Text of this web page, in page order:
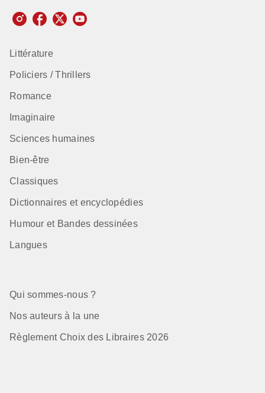
Littérature
Policiers / Thrillers
Romance
Imaginaire
Sciences humaines
Bien-être
Classiques
Dictionnaires et encyclopédies
Humour et Bandes dessinées
Langues
Qui sommes-nous ?
Nos auteurs à la une
Règlement Choix des Libraires 2026